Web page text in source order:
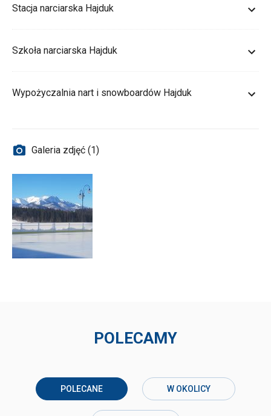
Stacja narciarska Hajduk
Szkoła narciarska Hajduk
Wypożyczalnia nart i snowboardów Hajduk
Galeria zdjęć (1)
POLECAMY
POLECANE W OKOLICY